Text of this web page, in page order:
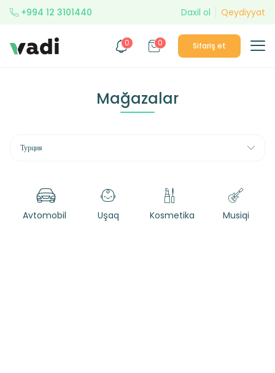
+994 12 3101440 Daxil ol Qeydiyyat
0 0 Sifariş et
Mağazalar
Турция
Avtomobil Uşaq Kosmetika Musiqi